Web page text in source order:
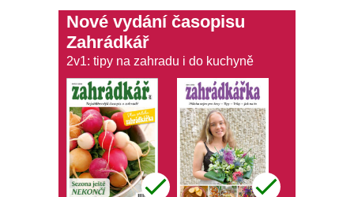
Nové vydání časopisu
Zahrádkář
2v1: tipy na zahradu i do kuchyně